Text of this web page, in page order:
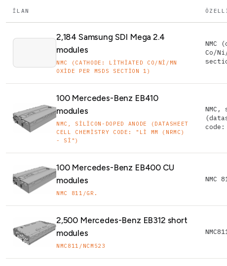
İLAN
2,184 Samsung SDI Mega 2.4
modules
NMC (CATHODE: LITHIATED CO/NI/MN
OXIDE PER MSDS SECTION 1)
NMC
Co/
100 Mercedes-Benz EB410
modules
NMC, SILICON-DOPED ANODE (DATASHEET
CELL CHEMISTRY CODE: "LI MM (NRMC)
- SI")
100 Mercedes-Benz EB400 CU
modules
NMC 811/GR.
NMC
2,500 Mercedes-Benz EB312 short
modules
NMC811/NCM523